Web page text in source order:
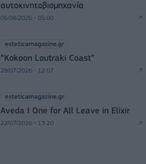
αυτοκινητοβιομηχανία
06/08/2026 - 05:00
esteticamagazine.gr
“Kokoon Loutraki Coast”
28/07/2026 - 12:07
esteticamagazine.gr
Aveda I One for All Leave in Elixir
22/07/2026 - 13:20